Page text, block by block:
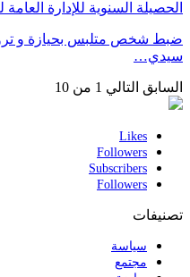
الحصيلة السنوية للإدارة العامة
ضبط شخص متلبس بحيازة و
سيدي…
السابق التالي 1 من 10
Likes
Followers
Subscribers
Followers
تصنيفات
سياسة
مجتمع